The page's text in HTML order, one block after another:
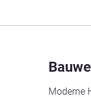
Moderne